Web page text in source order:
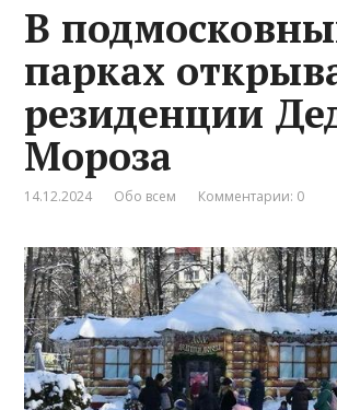
В
парках
резиденции
Мороза
14.12.2024 Обо всем Комментарии: 0